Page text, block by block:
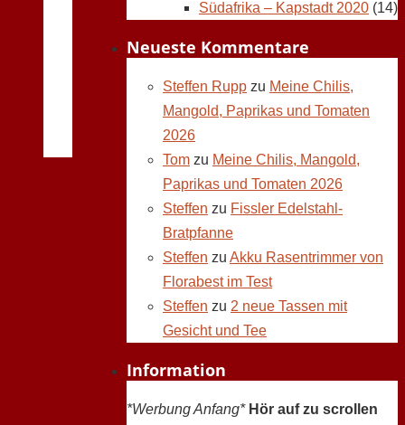
Südafrika – Kapstadt 2020 (14)
Neueste Kommentare
Steffen Rupp zu Meine Chilis,
Mangold, Paprikas und Tomaten
2026
Tom zu Meine Chilis, Mangold,
Paprikas und Tomaten 2026
Steffen zu Fissler Edelstahl-
Bratpfanne
Steffen zu Akku Rasentrimmer von
Florabest im Test
Steffen zu 2 neue Tassen mit
Gesicht und Tee
Information
*Werbung Anfang* Hör auf zu scrollen